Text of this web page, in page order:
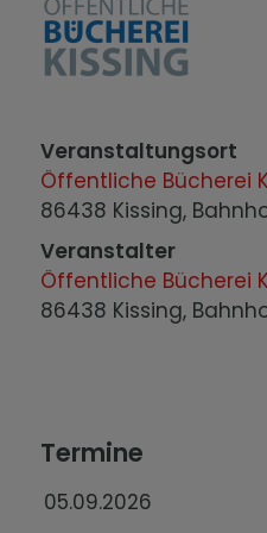
Termine
05.09.2026
Veranstaltungsort
Öffentliche Bücherei
86438 Kissing,
Veranstalter
Öffentliche Bücherei
86438 Kissing,